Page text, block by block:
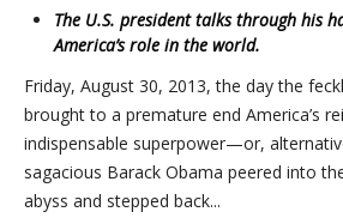
The U.S. president talks through his
America’s role in the world.
Friday, August 30, 2013, the day the
brought to a premature end America’s
indispensable superpower—or,
sagacious Barack Obama peered into
abyss and stepped back...